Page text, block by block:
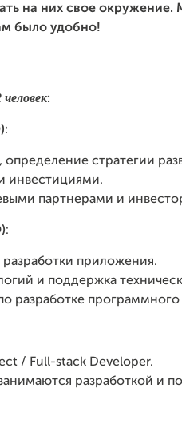
на них свое
было удобно!
:
:
стратегии
инвестициями.
партнерами и
:
приложения.
и поддержка
разработке
/ Full-stack Developer.
разработкой и